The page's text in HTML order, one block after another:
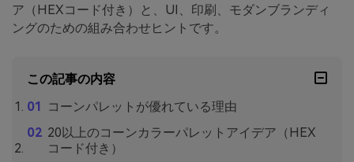
ア（HEXコード付き）と、UI、印刷、モダンブランディ
ングのための組み合わせヒントです。
この記事の内容
コーンパレットが優れている理由
20以上のコーンカラーパレットアイデア（HEX
コード付き）